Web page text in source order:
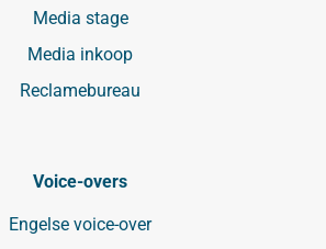
Media stage
Media inkoop
Reclamebureau
Voice-overs
Engelse voice-over